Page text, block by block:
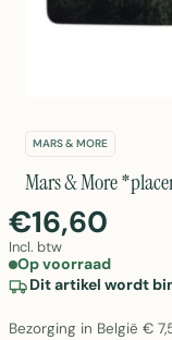
MARS & MORE
Mars & More
€16,60
Incl. btw
Op voorraad
Dit artikel wordt
Bezorging in België €